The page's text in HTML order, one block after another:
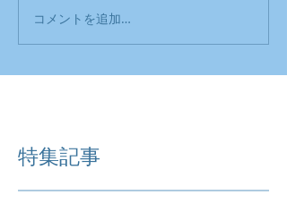
コメントを追加…
特集記事